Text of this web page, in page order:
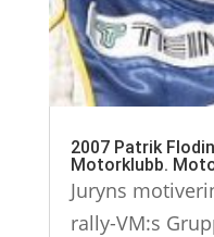
2007 Patrik
Motorklubb.
Juryns
rally-VM:s